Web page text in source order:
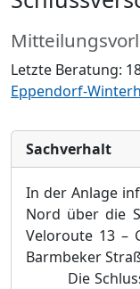
Letzte Beratung:
Eppendorf-
Sachverhalt
In der Anlage
Nord über die
Veloroute 13 –
Barmbeker
Die